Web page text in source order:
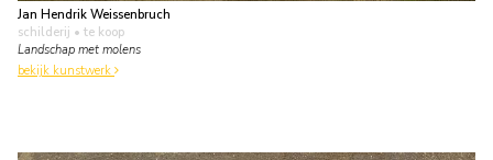
Jan Hendrik Weissenbruch
schilderij • te koop
Landschap met molens
bekijk kunstwerk